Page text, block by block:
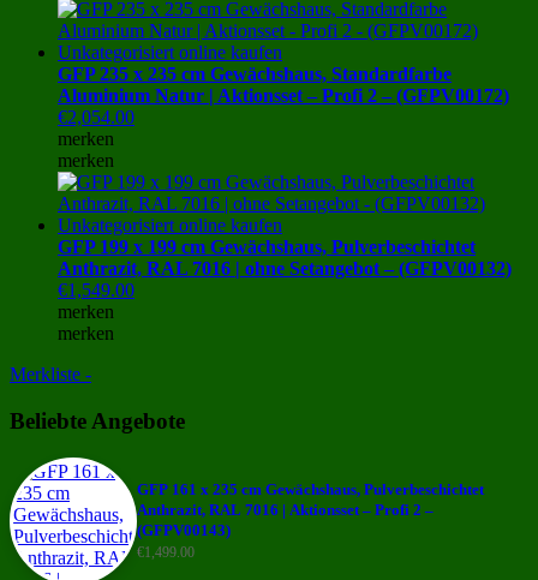
GFP 235 x 235 cm Gewächshaus, Standardfarbe
Aluminium Natur | Aktionsset – Profi 2 – (GFPV00172)
€2,054.00
merken
merken
GFP 199 x 199 cm Gewächshaus, Pulverbeschichtet
Anthrazit, RAL 7016 | ohne Setangebot – (GFPV00132)
€1,549.00
merken
merken
Merkliste -
Beliebte Angebote
GFP 161 x 235 cm Gewächshaus, Pulverbeschichtet
Anthrazit, RAL 7016 | Aktionsset – Profi 2 –
(GFPV00143)
€1,499.00